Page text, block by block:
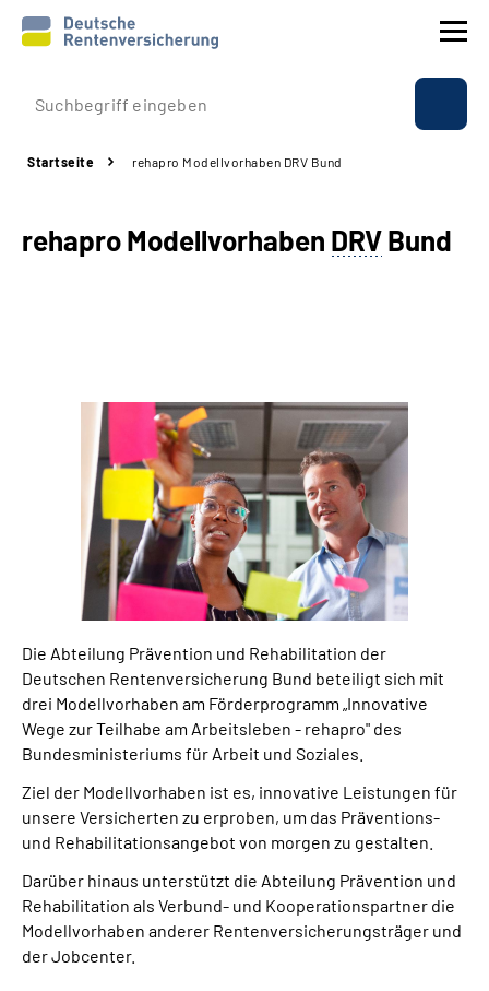
Prävention
Rente
Über uns & Presse
Online-Services
Suche
Language
Inhalte in Gebärdensprache (DGS)
Leichte Sprache
Mein Kundenportal
Startseite rehapro Modellvorhaben DRV Bund
rehapro Modellvorhaben DRVBund
Die Abteilung Prävention und Rehabilitation der
Deutschen Rentenversicherung Bund beteiligt sich mit
drei Modellvorhaben am Förderprogramm „Innovative
Wege zur Teilhabe am Arbeitsleben - rehapro" des
Bundesministeriums für Arbeit und Soziales.
Ziel der Modellvorhaben ist es, innovative Leistungen für
unsere Versicherten zu erproben, um das Präventions-
und Rehabilitationsangebot von morgen zu gestalten.
Darüber hinaus unterstützt die Abteilung Prävention und
Rehabilitation als Verbund- und Kooperationspartner die
Modellvorhaben anderer Rentenversicherungsträger und
der Jobcenter.